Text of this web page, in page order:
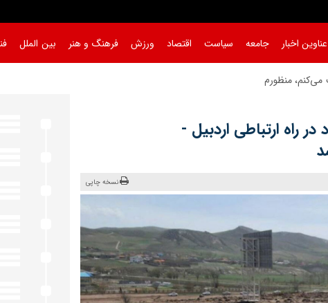
عناوین اخبار جامعه سیاست اقتصاد ورزش فرهنگ و هنر بین الملل
منظورم مردم هستند/
راه ارتباطی اردبیل -
نسخه چاپی